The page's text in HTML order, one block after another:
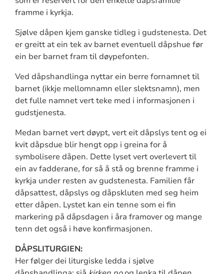
framme i kyrkja.
Sjølve dåpen kjem ganske tidleg i gudstenesta. Det
er greitt at ein tek av barnet eventuell dåpshue før
ein ber barnet fram til døypefonten.
Ved dåpshandlinga nyttar ein berre fornamnet til
barnet (ikkje mellomnamn eller slektsnamn), men
det fulle namnet vert teke med i informasjonen i
gudstjenesta.
Medan barnet vert døypt, vert eit dåpslys tent og ei
kvit dåpsdue blir hengt opp i greina for å
symbolisere dåpen. Dette lyset vert overlevert til
ein av fadderane, for så å stå og brenne framme i
kyrkja under resten av gudstenesta. Familien får
dåpsattest, dåpslys og dåpskluten med seg heim
etter dåpen. Lystet kan ein tenne som ei fin
markering på dåpsdagen i åra framover og mange
tenn det også i høve konfirmasjonen.
DÅPSLITURGIEN:
Her følger dei liturgiske ledda i sjølve